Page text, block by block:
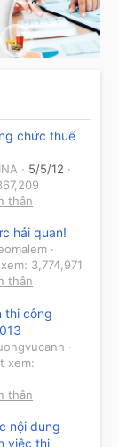
chức thuế
5/5/12
thân
hải quan!
3,774,971
thân
thi công
xem:
thân
nội dung
việc thi